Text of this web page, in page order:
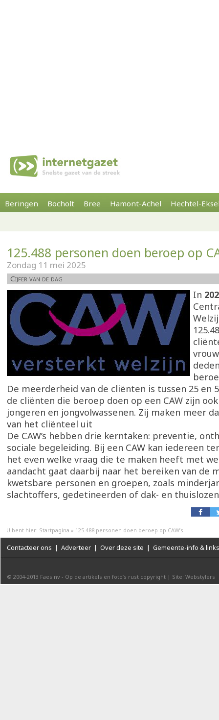
Beringen Bocholt Bree Hamont-Achel Hechtel-
125.488 personen doen beroep op
Zondag 11 mei 2025
Cijfer van de dag
In
De meerderheid van de cliënten is tussen 25 en
de cliënten die beroep doen op een CAW zijn
jongeren en jongvolwassenen. Zij maken meer
van het cliënteel uit
De CAW’s hebben drie kerntaken: preventie,
sociale begeleiding. Bij een CAW kan iedereen
het even welke vraag die te maken heeft met
aandacht gaat daarbij naar het bereiken van de
kwetsbare personen en groepen, zoals
slachtoffers, gedetineerden of dak- en
U bent hier: Startpagina » 125.488 personen doen beroep op CAW’s
Contacteer ons | Adverteer | Over deze site | Gemeente-info & links
© 2004-2013 Faes nv - Op de artikels en foto’s rust copyright | Site: Webstylers